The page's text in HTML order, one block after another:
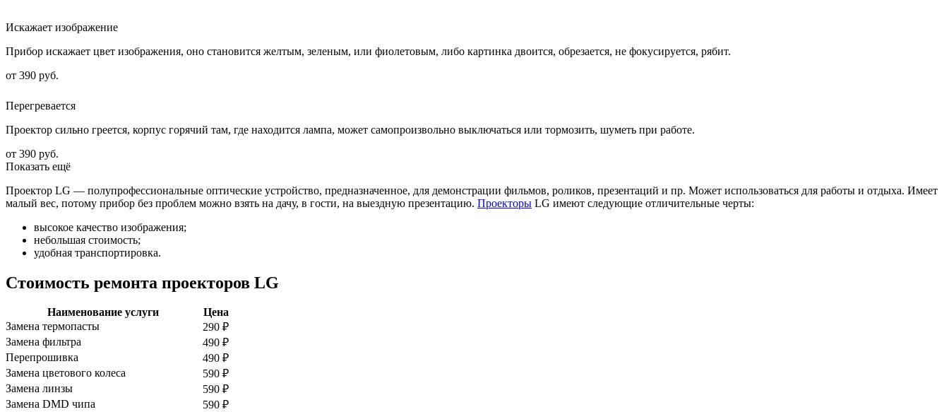
Искажает изображение
Прибор искажает цвет изображения, оно становится желтым, зеленым, или фиолетовым, либо картинка двоится, обрезается, не фокусируется, рябит.
от 390 руб.
Перегревается
Проектор сильно греется, корпус горячий там, где находится лампа, может самопроизвольно выключаться или тормозить, шуметь при работе.
от 390 руб.
Показать ещё
Проектор LG — полупрофессиональные оптические устройство, предназначенное, для демонстрации фильмов, роликов, презентаций и пр. Может использоваться для работы и отдыха. Имеет
малый вес, потому прибор без проблем можно взять на дачу, в гости, на выездную презентацию. Проекторы LG имеют следующие отличительные черты:
высокое качество изображения;
небольшая стоимость;
удобная транспортировка.
Стоимость ремонта проекторов LG
Наименование услуги
Цена
Замена термопасты
290 ₽
Замена фильтра
490 ₽
Перепрошивка
490 ₽
Замена цветового колеса
590 ₽
Замена линзы
590 ₽
Замена DMD чипа
590 ₽